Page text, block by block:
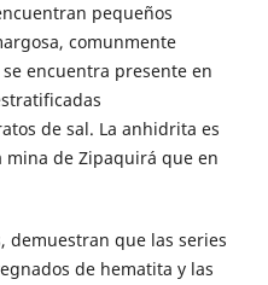
pequeños
comunmente
encuentra presente en
de sal. La anhidrita es
mina de Zipaquirá que en
demuestran que las series
de hematita y las